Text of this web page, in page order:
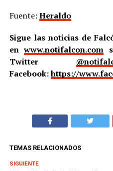
Fuente: Heraldo
Sigue las noticias de
enwww.notifalcon.com
Twitter
Facebook:https://
TEMAS RELACIONADOS
SIGUIENTE